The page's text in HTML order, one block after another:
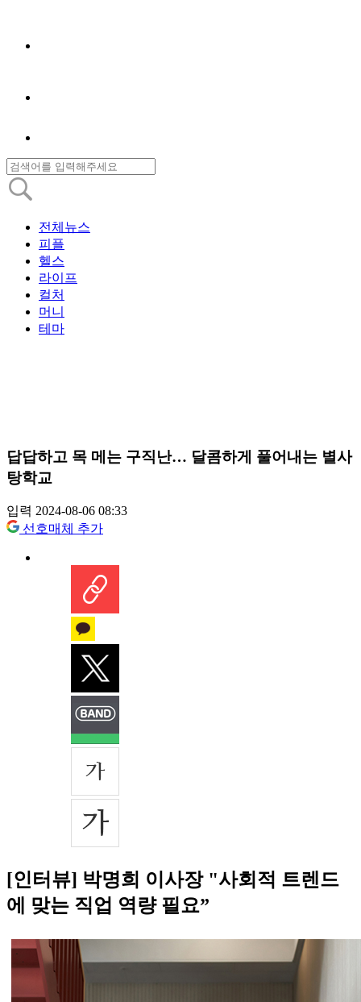
전체뉴스
피플
헬스
라이프
컬처
머니
테마
답답하고 목 메는 구직난… 달콤하게 풀어내는 별사
탕학교
입력 2024-08-06 08:33
선호매체 추가
[인터뷰] 박명희 이사장 "사회적 트렌드
에 맞는 직업 역량 필요”